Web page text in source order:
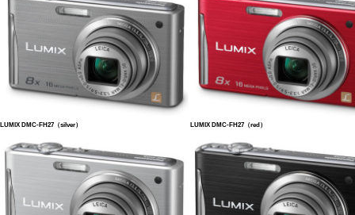
LUMIX DMC-FH27（silver） LUMIX DMC-FH27（red）